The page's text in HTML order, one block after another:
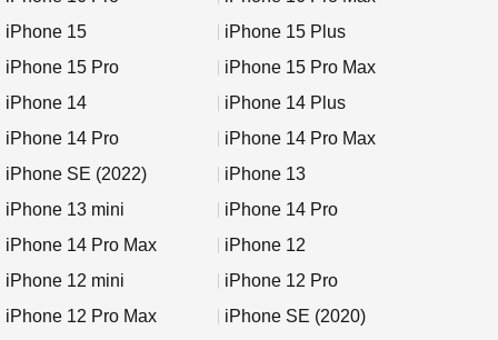
iPhone 15
iPhone 15 Plus
iPhone 15 Pro
iPhone 15 Pro Max
iPhone 14
iPhone 14 Plus
iPhone 14 Pro
iPhone 14 Pro Max
iPhone SE (2022)
iPhone 13
iPhone 13 mini
iPhone 14 Pro
iPhone 14 Pro Max
iPhone 12
iPhone 12 mini
iPhone 12 Pro
iPhone 12 Pro Max
iPhone SE (2020)